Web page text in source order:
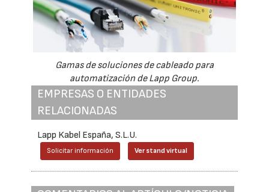
Gamas de soluciones de cableado para
automatización de Lapp Group.
EMPRESAS O ENTIDADES
RELACIONADAS
Lapp Kabel España, S.L.U.
Solicitar información Ver stand virtual